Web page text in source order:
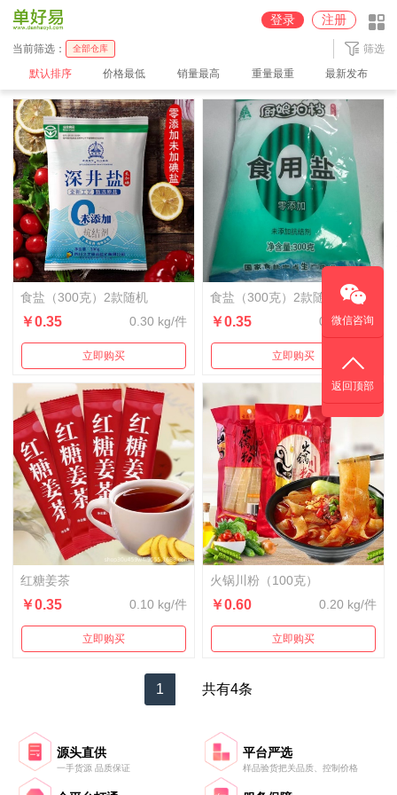
登录 注册
当前筛选： 全部仓库 筛选
默认排序 价格最低 销量最高 重量最重 最新发布
圆通深圳【100%派送】仓 中通广州2【100%派送】仓
食盐（300克）2款随机
￥0.35 0.30 kg/件
立即购买
食盐（300克）2款随机
￥0.35 0.30 kg/件
立即购买
红糖姜茶
￥0.35 0.10 kg/件
立即购买
火锅川粉（100克）
￥0.60 0.20 kg/件
立即购买
1 共有4条
源头直供
一手货源 品质保证
平台严选
样品验货把关品质、控制价格
微信咨询
返回顶部